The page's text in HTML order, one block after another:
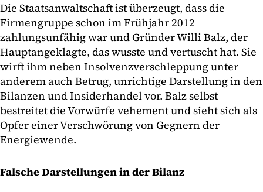
Die Staatsanwaltschaft ist überzeugt, dass die
Firmengruppe schon im Frühjahr 2012
zahlungsunfähig war und Gründer Willi Balz, der
Hauptangeklagte, das wusste und vertuscht hat. Sie
wirft ihm neben Insolvenzverschleppung unter
anderem auch Betrug, unrichtige Darstellung in den
Bilanzen und Insiderhandel vor. Balz selbst
bestreitet die Vorwürfe vehement und sieht sich als
Opfer einer Verschwörung von Gegnern der
Energiewende.
Falsche Darstellungen in der Bilanz